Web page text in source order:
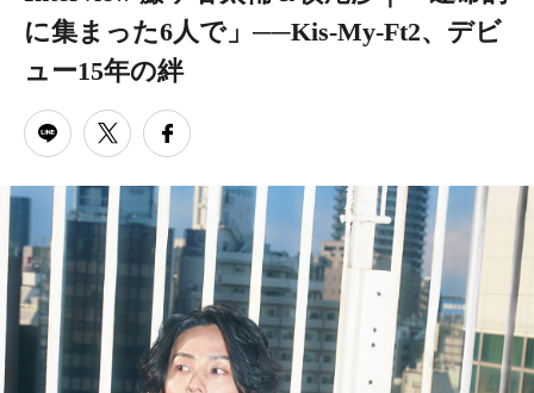
に集まった6人で」──Kis-My-Ft2、デビ
ュー15年の絆